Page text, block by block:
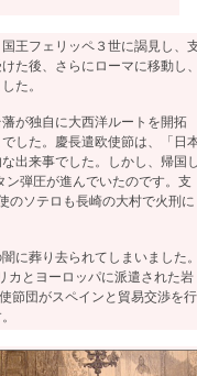
王フェリッペ３世に謁見し、
た後、さらにローマに移動し
た。
が独自に大西洋ルートを開拓
した。慶長遣欧使節は、「日
出来事でした。しかし、帰国
弾圧が進んでいたのです。支
のソテロも長崎の大村で火刑に
に葬り去られてしまいました
カとヨーロッパに派遣された岩
節団がスペインと貿易交渉を行